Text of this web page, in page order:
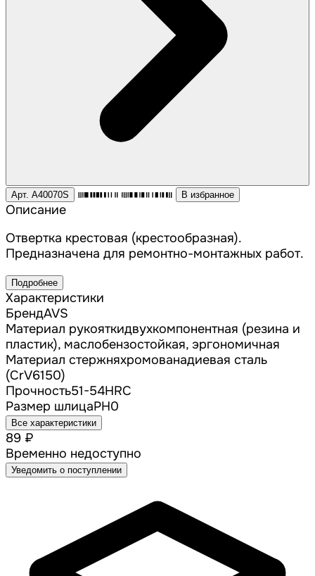
Арт. A40070S В избранное
Описание
Отвертка крестовая (крестообразная).
Предназначена для ремонтно-монтажных работ.
Подробнее
Характеристики
БрендAVS
Материал рукояткидвухкомпонентная (резина и
пластик), маслобензостойкая, эргономичная
Материал стержняхромованадиевая сталь
(CrV6150)
Прочность51-54HRC
Размер шлицаPH0
Все характеристики
89 ₽
Временно недоступно
Уведомить о поступлении